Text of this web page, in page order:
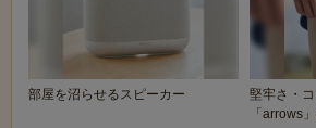
部屋を沼らせるスピーカー
堅牢さ・
「arrows